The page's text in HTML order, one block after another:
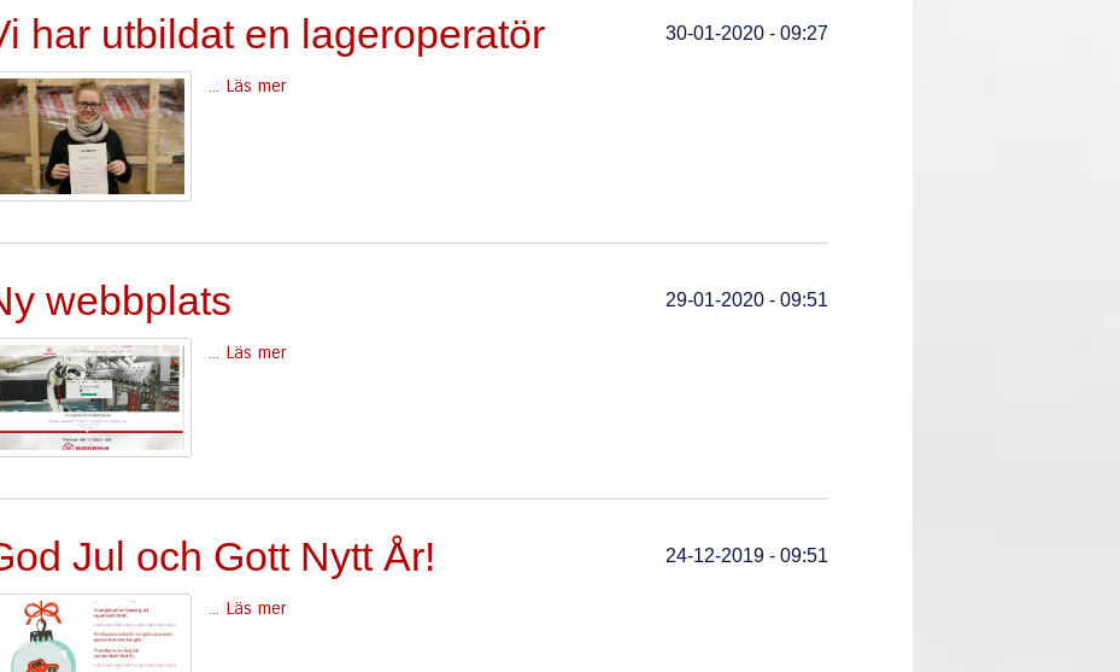
har utbildat en lageroperatör 30-01-2020 - 09:27
... Läs mer
webbplats 29-01-2020 - 09:51
... Läs mer
Jul och Gott Nytt År! 24-12-2019 - 09:51
... Läs mer